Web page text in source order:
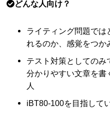
どんな人向け？
ライティング問題では
れるのか、感覚をつか
テスト対策としてのみ
分かりやすい文章を書
人
iBT80-100を目指して